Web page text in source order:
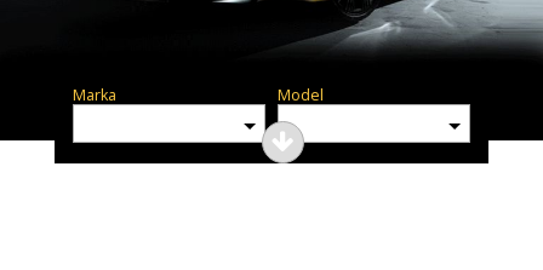
Marka Model